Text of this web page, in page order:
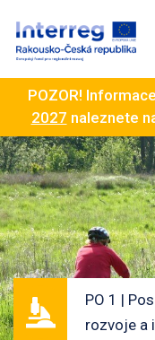
POZOR!
2027 naleznete
PO 1 |
rozvoje a